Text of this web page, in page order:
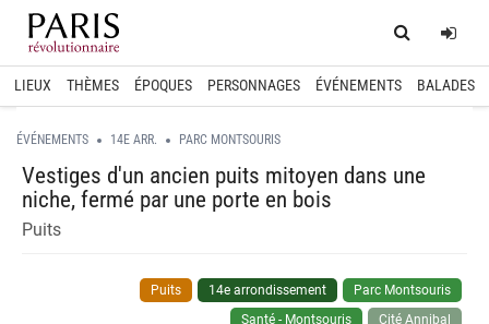
Home
LIEUX THÈMES ÉPOQUES PERSONNAGES ÉVÉNEMENTS BALADES
ÉVÉNEMENTS 14E ARR. PARC MONTSOURIS
Vestiges d'un ancien puits mitoyen dans une
niche, fermé par une porte en bois
Puits
Puits 14e arrondissement
Parc Montsouris
Santé - Montsouris
Cité Annibal